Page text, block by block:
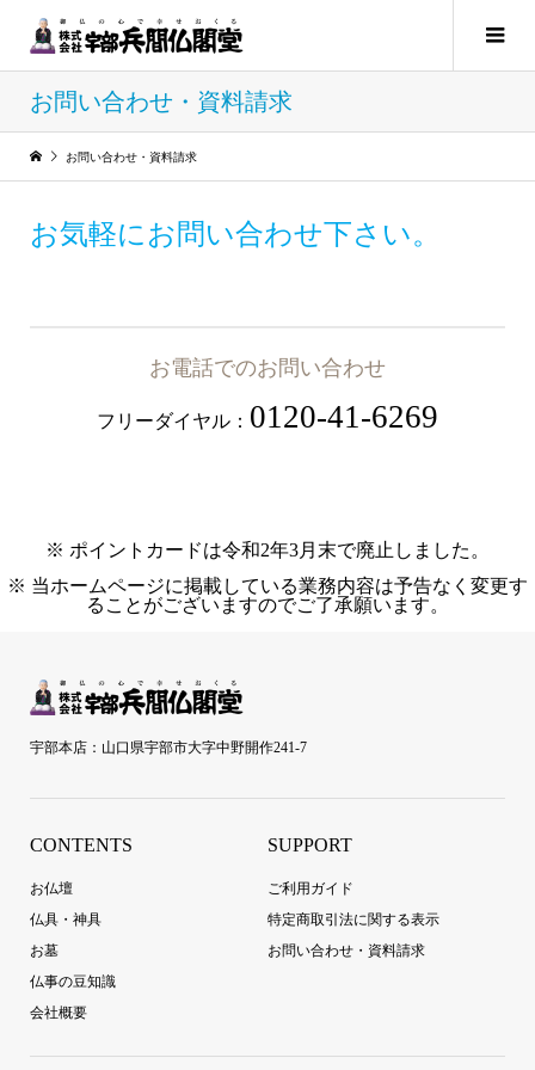
お問い合わせ・資料請求
お問い合わせ・資料請求
お気軽にお問い合わせ下さい。
お電話でのお問い合わせ
フリーダイヤル： 0120-41-6269
※ ポイントカードは令和2年3月末で廃止しました。
※ 当ホームページに掲載している業務内容は予告なく変更す
ることがございますのでご了承願います。
宇部本店：山口県宇部市大字中野開作241-7
CONTENTS
お仏壇
仏具・神具
お墓
仏事の豆知識
会社概要
SUPPORT
ご利用ガイド
特定商取引法に関する表示
お問い合わせ・資料請求